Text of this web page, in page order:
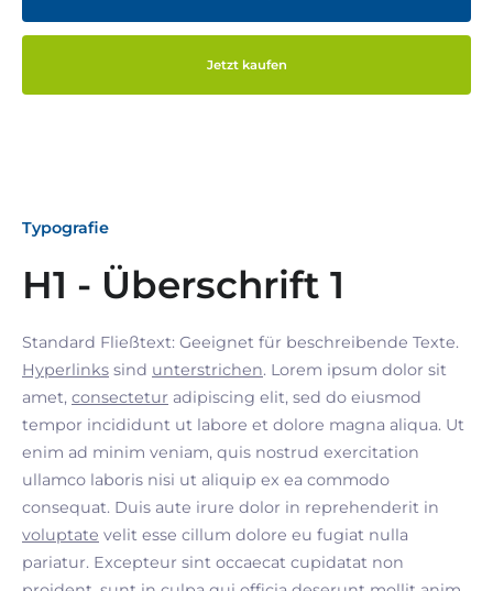
Jetzt kaufen
Typografie
H1 - Überschrift 1
Standard Fließtext: Geeignet für beschreibende Texte.
Hyperlinks sind unterstrichen. Lorem ipsum dolor sit
amet, consectetur adipiscing elit, sed do eiusmod
tempor incididunt ut labore et dolore magna aliqua. Ut
enim ad minim veniam, quis nostrud exercitation
ullamco laboris nisi ut aliquip ex ea commodo
consequat. Duis aute irure dolor in reprehenderit in
voluptate velit esse cillum dolore eu fugiat nulla
pariatur. Excepteur sint occaecat cupidatat non